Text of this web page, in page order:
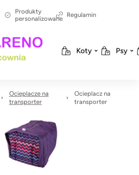
Produkty
personalizowane Regulamin
Koty Psy
Ocieplacze na
transporter
Ocieplacz na
transporter